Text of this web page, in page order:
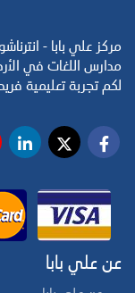
مركز علي بابا -
مدارس اللغات في
لكم تجربة تعليمية
عن علي بابا